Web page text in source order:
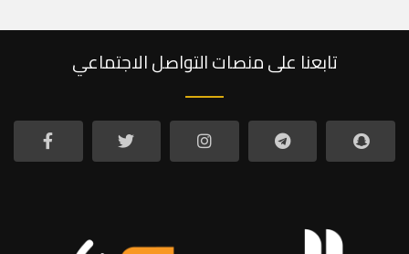
تابعنا على منصات التواصل الاجتماعي